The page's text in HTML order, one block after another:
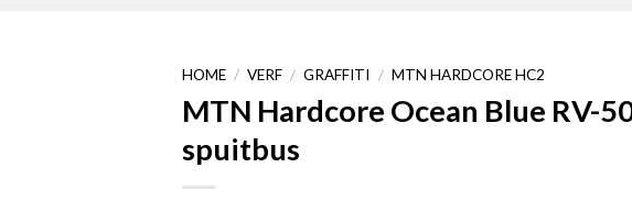
HOME / VERF / GRAFFITI / MTN HARDCORE HC2
MTN Hardcore Ocean Blue RV-
spuitbus